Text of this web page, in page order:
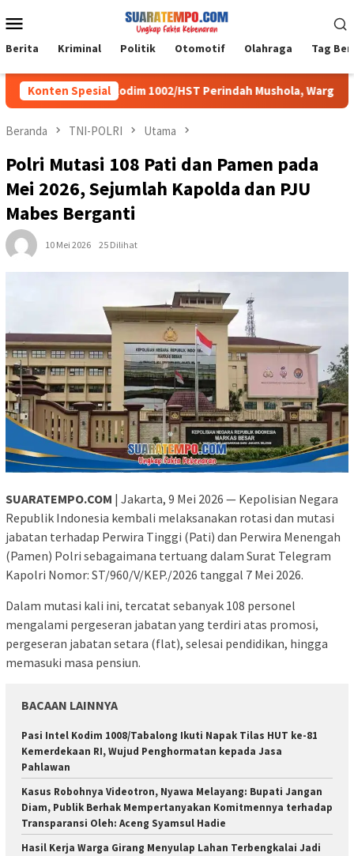
ke
kontenMobile
Berita Kriminal Politik Otomotif Olahraga Tag
Konten Spesial
TMMD Kodim 1002/HST Perindah Mushola, Warga Siap
Beranda TNI-POLRI Utama
Polri Mutasi 108 Pati dan Pamen pada
Mei 2026, Sejumlah Kapolda dan PJU
Mabes Berganti
10 Mei 2026 25 Dilihat
SUARATEMPO.COM | Jakarta, 9 Mei 2026 — Kepolisian Negara
Republik Indonesia kembali melaksanakan rotasi dan mutasi
jabatan terhadap Perwira Tinggi (Pati) dan Perwira Menengah
(Pamen) Polri sebagaimana tertuang dalam Surat Telegram
Kapolri Nomor: ST/960/V/KEP./2026 tanggal 7 Mei 2026.
Dalam mutasi kali ini, tercatat sebanyak 108 personel
mengalami pergeseran jabatan yang terdiri atas promosi,
pergeseran jabatan setara (flat), selesai pendidikan, hingga
memasuki masa pensiun.
BACAAN LAINNYA
Pasi Intel Kodim 1008/Tabalong Ikuti Napak Tilas HUT ke-81
Kemerdekaan RI, Wujud Penghormatan kepada Jasa
Pahlawan
Kasus Robohnya Videotron, Nyawa Melayang: Bupati Jangan
Diam, Publik Berhak Mempertanyakan Komitmennya terhadap
Transparansi Oleh: Aceng Syamsul Hadie
Hasil Kerja Warga Girang Menyulap Lahan Terbengkalai Jadi